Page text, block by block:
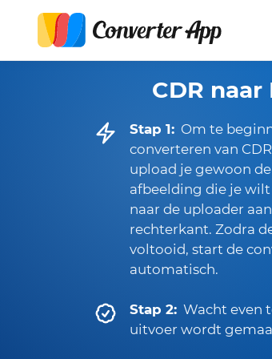
CDR naar
Stap 1: Om te
converteren van
upload je gewoon de
afbeelding die je
naar de uploader
rechterkant. Zodra
voltooid, start de
automatisch.
Stap 2: Wacht even
uitvoer wordt